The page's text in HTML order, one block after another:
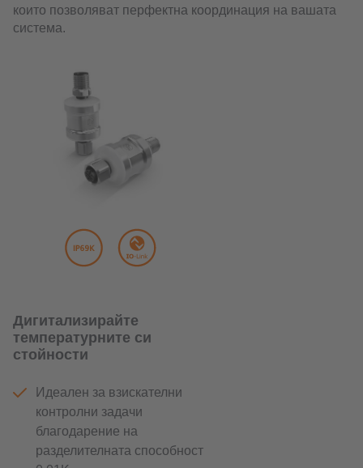
които позволяват перфектна координация на вашата
система.
Дигитализирайте
температурните си
стойности
Идеален за взискателни
контролни задачи
благодарение на
разделителната способност